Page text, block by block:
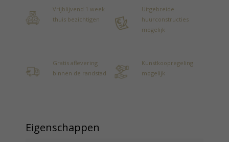
Vrijblijvend 1 week
thuis bezichtigen
Uitgebreide
huurconstructies
mogelijk
Gratis aflevering
binnen de randstad
Kunstkoopregeling
mogelijk
Eigenschappen